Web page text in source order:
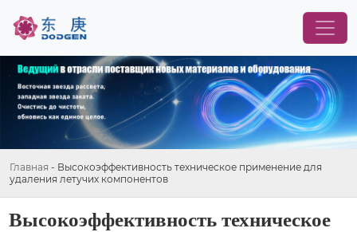
Главная - Высокоэффективность техническое применение для
удаления летучих компонентов
Высокоэффективность техническое